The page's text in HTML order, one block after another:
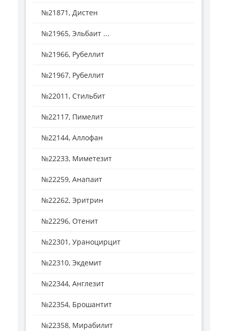
№21871, Дистен
№21965, Эльбаит ...
№21966, Рубеллит
№21967, Рубеллит
№22011, Стильбит
№22117, Пимелит
№22144, Аллофан
№22233, Миметезит
№22259, Анапаит
№22262, Эритрин
№22296, Отенит
№22301, Ураноцирцит
№22310, Экдемит
№22344, Англезит
№22354, Брошантит
№22358, Мирабилит